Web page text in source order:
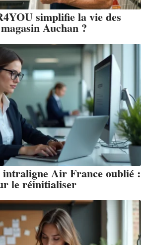
simplifie la vie des
Auchan ?
intraligne Air France oublié :
le réinitialiser